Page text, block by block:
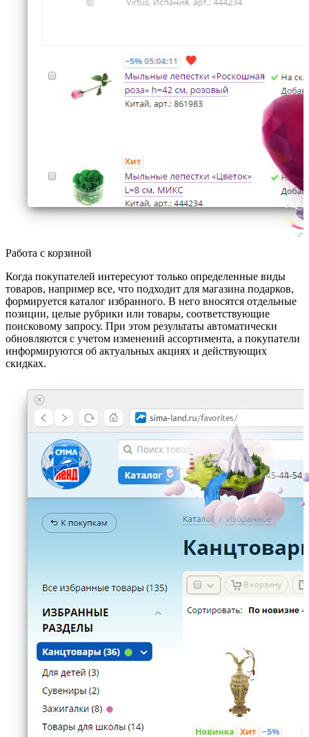
Работа с корзиной
Когда покупателей интересуют только определенные виды
товаров, например все, что подходит для магазина подарков,
формируется каталог избранного. В него вносятся отдельные
позиции, целые рубрики или товары, соответствующие
поисковому запросу. При этом результаты автоматически
обновляются с учетом изменений ассортимента, а покупатели
информируются об актуальных акциях и действующих
скидках.